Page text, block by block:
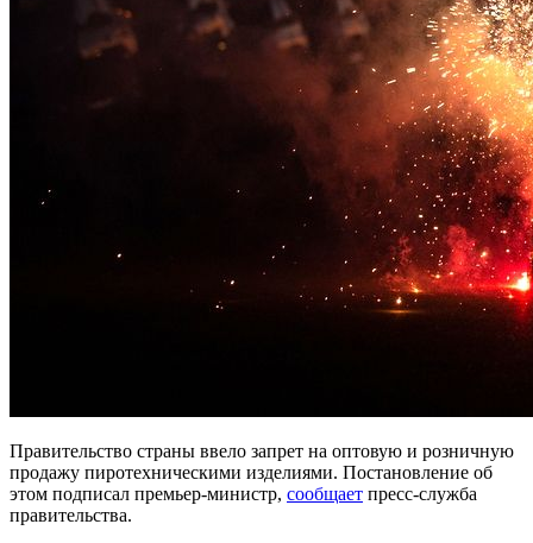
Правительство страны ввело запрет на оптовую и розничную
продажу пиротехническими изделиями. Постановление об
этом подписал премьер-министр, сообщает пресс-служба
правительства.